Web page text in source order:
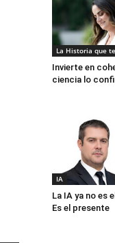
La Historia que
Invierte en
ciencia lo
IA
La IA ya no es
Es el presente